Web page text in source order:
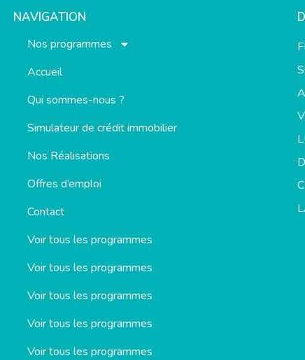
NAVIGATION
Nos programmes
Accueil
Qui sommes-nous ?
Simulateur de crédit immobilier
Nos Réalisations
Offres d’emploi
Contact
Voir tous les programmes
Voir tous les programmes
Voir tous les programmes
Voir tous les programmes
Voir tous les programmes